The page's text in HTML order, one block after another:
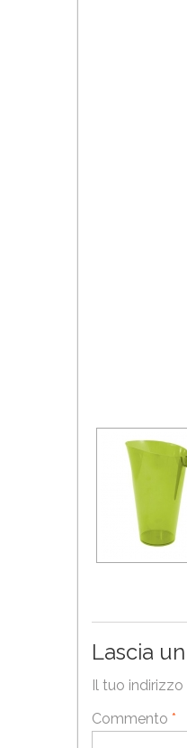
Lascia
Il tuo
Commento *